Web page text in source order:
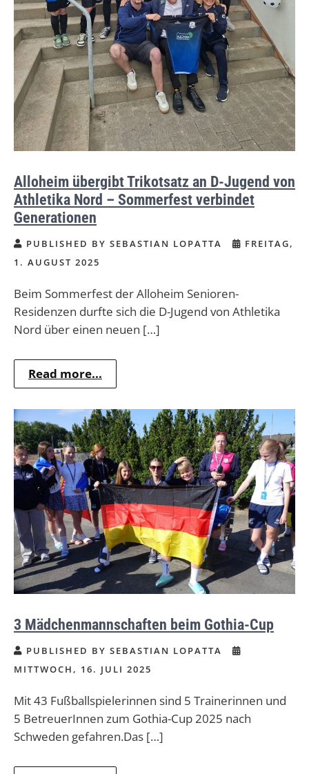
Alloheim übergibt Trikotsatz an D-Jugend von
Athletika Nord – Sommerfest verbindet
Generationen
PUBLISHED BY SEBASTIAN LOPATTA
FREITAG,
1. AUGUST 2025
Beim Sommerfest der Alloheim Senioren-
Residenzen durfte sich die D-Jugend von Athletika
Nord über einen neuen […]
Read more...
3 Mädchenmannschaften beim Gothia-Cup
PUBLISHED BY SEBASTIAN LOPATTA
MITTWOCH, 16. JULI 2025
Mit 43 Fußballspielerinnen sind 5 Trainerinnen und
5 BetreuerInnen zum Gothia-Cup 2025 nach
Schweden gefahren.Das […]